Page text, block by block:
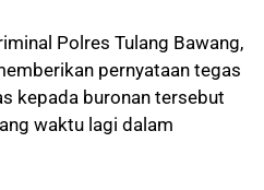
Polres Tulang Bawang,
pernyataan tegas
kepada buronan tersebut
waktu lagi dalam